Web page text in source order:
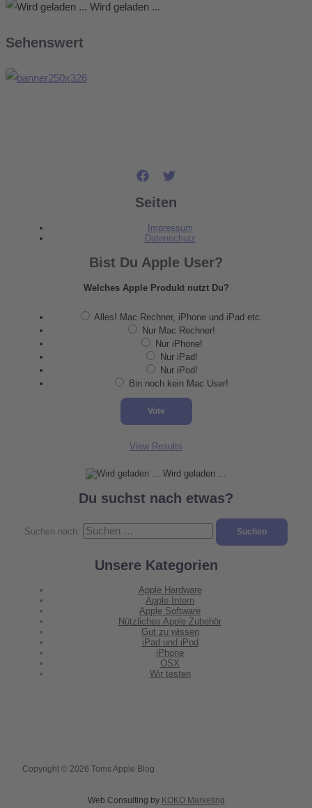
Wird geladen ...
Sehenswert
Seiten
Impressum
Datenschutz
Bist Du Apple User?
Welches Apple Produkt nutzt Du?
Alles! Mac Rechner, iPhone und iPad etc.
Nur Mac Rechner!
Nur iPhone!
Nur iPad!
Nur iPod!
Bin noch kein Mac User!
View Results
Wird geladen ...
Du suchst nach etwas?
Suchen nach:
Unsere Kategorien
Apple Hardware
Apple Intern
Apple Software
Nützliches Apple Zubehör
Gut zu wissen
iPad und iPod
iPhone
OSX
Wir testen
Copyright © 2026 Toms Apple Blog
Web Consulting by KOKO Marketing